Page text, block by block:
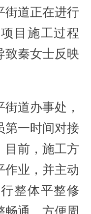
道正在进行
目施工过程
致秦女士反映
道办事处，
第一时间对接
目前，施工方
作业，并主动
整体平整修